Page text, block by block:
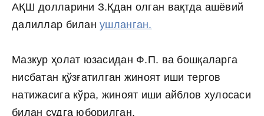
АҚШ долларини З.Қдан олган вақтда ашёвий
далиллар биланушланган.
Мазкур ҳолат юзасидан Ф.П. ва бошқаларга
нисбатан қўзғатилган жиноят иши тергов
натижасига кўра, жиноят иши айблов хулосаси
билан судга юборилган.